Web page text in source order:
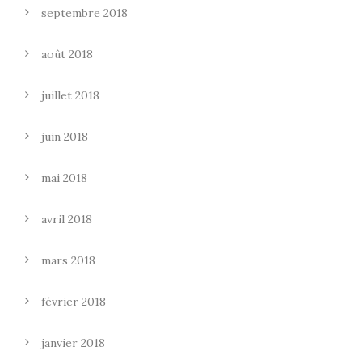
septembre 2018
août 2018
juillet 2018
juin 2018
mai 2018
avril 2018
mars 2018
février 2018
janvier 2018